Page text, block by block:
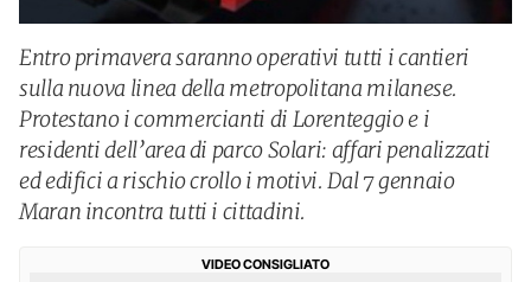
Entro primavera saranno operativi tutti i cantieri
sulla nuova linea della metropolitana milanese.
Protestano i commercianti di Lorenteggio e i
residenti dell’area di parco Solari: affari penalizzati
ed edifici a rischio crollo i motivi. Dal 7 gennaio
Maran incontra tutti i cittadini.
VIDEO CONSIGLIATO